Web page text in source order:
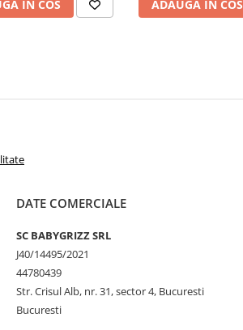
IN COS ADAUGA IN COS
DATE COMERCIALE
SC BABYGRIZZ SRL
J40/14495/2021
44780439
Str. Crisul Alb, nr. 31, sector 4, Bucuresti
Bucuresti